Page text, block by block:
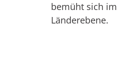
bemüht sich
Länderebene.